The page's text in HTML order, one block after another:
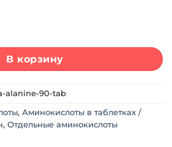
В корзину
alanine-90-tab
, Аминокислоты в таблетках /
, Отдельные аминокислоты